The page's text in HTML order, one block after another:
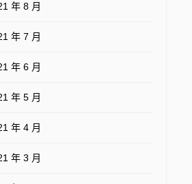
年 8 月
年 7 月
年 6 月
年 5 月
年 4 月
年 3 月